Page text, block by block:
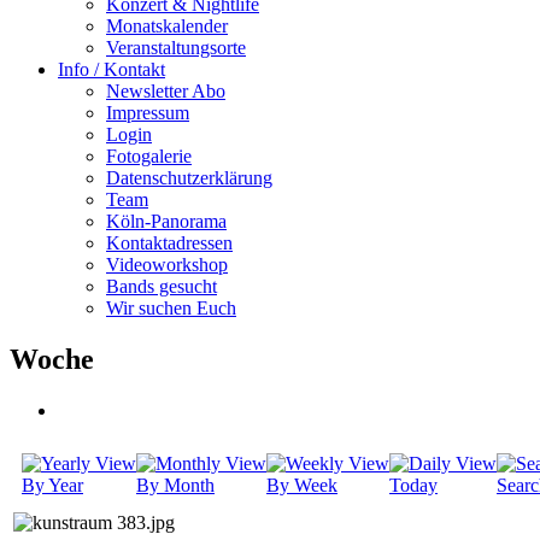
Konzert & Nightlife
Monatskalender
Veranstaltungsorte
Info / Kontakt
Newsletter Abo
Impressum
Login
Fotogalerie
Datenschutzerklärung
Team
Köln-Panorama
Kontaktadressen
Videoworkshop
Bands gesucht
Wir suchen Euch
Woche
By Year By Month By Week Today